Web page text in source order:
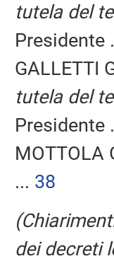
tutela del
Presidente
GALLETTI
tutela del
Presidente
MOTTOLA
... 38
dei decreti